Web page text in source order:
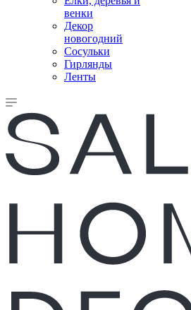
венки
Декор
новогодний
Сосульки
Гирлянды
Ленты